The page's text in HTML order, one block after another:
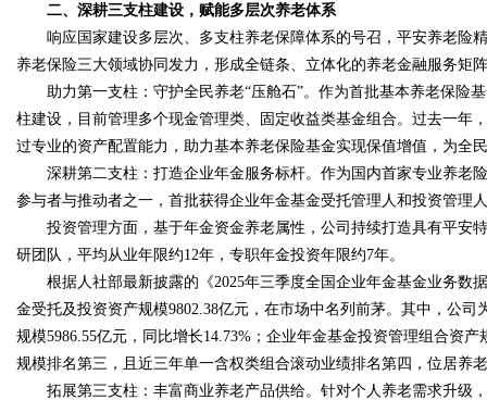
二、深耕三支柱建设，赋能多层次养老体系
响应国家建设多层次、多支柱养老保障体系的号召，平安养老险
养老保险三大领域协同发力，形成全链条、立体化的养老金融服务矩
助力第一支柱：守护全民养老“压舱石”。作为首批基本养老保险
柱建设，目前管理多个现金管理类、固定收益类基金组合。过去一年
过专业的资产配置能力，助力基本养老保险基金实现保值增值，为全
深耕第二支柱：打造企业年金服务标杆。作为国内首家专业养老
参与者与推动者之一，首批获得企业年金基金受托管理人和投资管理
投资管理方面，基于年金资金养老属性，公司持续打造具有平安
研团队，平均从业年限约12年，专职年金投资年限约7年。
根据人社部最新披露的《2025年三季度全国企业年金基金业务数
金受托及投资资产规模9802.38亿元，在市场中名列前茅。其中，公
规模5986.55亿元，同比增长14.73%；企业年金基金投资管理组合资
规模排名第三，且近三年单一含权类组合滚动业绩排名第四，位居养
拓展第三支柱：丰富商业养老产品供给。针对个人养老需求升级